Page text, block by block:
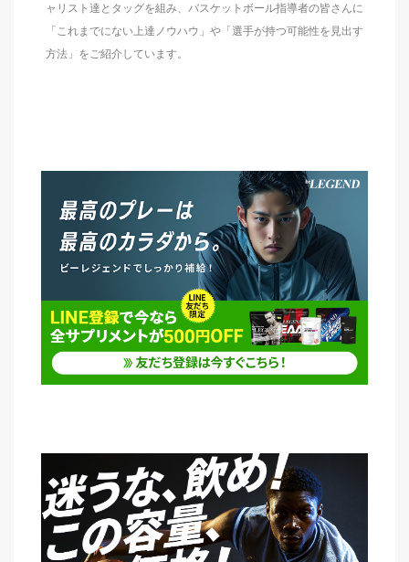
ャリスト達とタッグを組み、バスケットボール指導者の皆さんに
「これまでにない上達ノウハウ」や「選手が持つ可能性を見出す
方法」をご紹介しています。